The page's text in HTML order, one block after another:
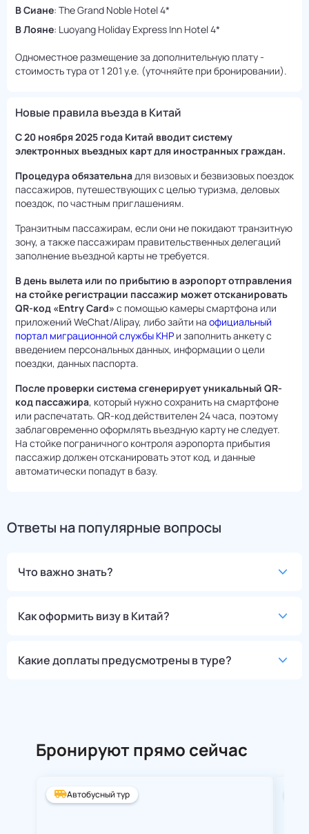
В Сиане: The Grand Noble Hotel 4*
В Лояне: Luoyang Holiday Express Inn Hotel 4*
Одноместное размещение за дополнительную плату -
стоимость тура от 1 201 у.е. (уточняйте при бронировании).
Новые правила въезда в Китай
С 20 ноября 2025 года Китай вводит систему
электронных въездных карт для иностранных граждан.
Процедура обязательнадля визовых и безвизовых поездок
пассажиров, путешествующих с целью туризма, деловых
поездок, по частным приглашениям.
Транзитным пассажирам, если они не покидают транзитную
зону, а также пассажирам правительственных делегаций
заполнение въездной карты не требуется.
В день вылета или по прибытию в аэропорт отправления
на стойке регистрации пассажир может отсканировать
QR-код «Entry Card» с помощью камеры смартфона или
приложений WeChat/Alipay, либо зайти на официальный
портал миграционной службы КНР и заполнить анкету с
введением персональных данных, информации о цели
поездки, данных паспорта.
После проверки система сгенерирует уникальный QR-
код пассажира, который нужно сохранить на смартфоне
или распечатать. QR-код действителен 24 часа, поэтому
заблаговременно оформлять въездную карту не следует.
На стойке пограничного контроля аэропорта прибытия
пассажир должен отсканировать этот код, и данные
автоматически попадут в базу.
Ответы на популярные вопросы
Что важно знать?
Как оформить визу в Китай?
Какие доплаты предусмотрены в туре?
Бронируют прямо сейчас
Автобусный тур